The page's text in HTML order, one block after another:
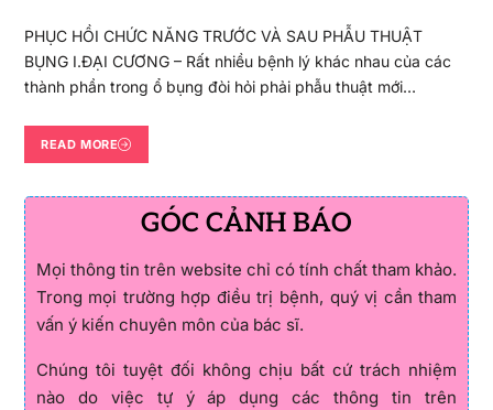
PHỤC HỒI CHỨC NĂNG TRƯỚC VÀ SAU PHẪU THUẬT
BỤNG I.ĐẠI CƯƠNG – Rất nhiều bệnh lý khác nhau của các
thành phần trong ổ bụng đòi hỏi phải phẫu thuật mới…
READ MORE
GÓC CẢNH BÁO
Mọi thông tin trên website chỉ có tính chất tham khảo.
Trong mọi trường hợp điều trị bệnh, quý vị cần tham
vấn ý kiến chuyên môn của bác sĩ.
Chúng tôi tuyệt đối không chịu bất cứ trách nhiệm
nào do việc tự ý áp dụng các thông tin trên